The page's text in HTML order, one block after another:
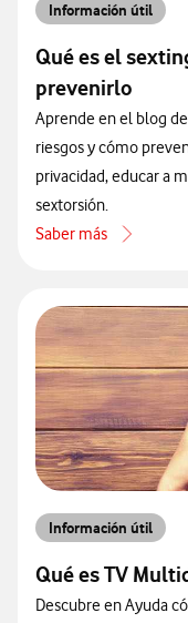
Información útil
Qué es el
prevenirlo
Aprende en el blog
riesgos y cómo
privacidad, educar a
sextorsión.
Saber más
acerca de Qué es el
Información útil
Qué es TV
Descubre en Ayuda